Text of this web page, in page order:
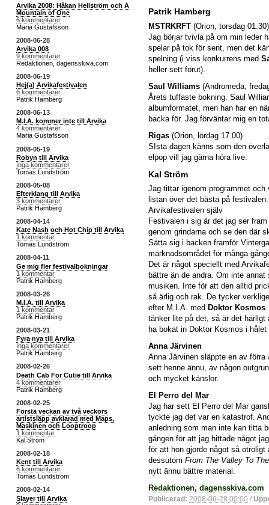
Arvika 2008: Håkan Hellström och A
Mountain of One
6 kommentarer
Maria Gustafsson
2008-06-28
Arvika 008
9 kommentarer
Redaktionen, dagensskiva.com
2008-06-19
Hej(a) Arvikafestivalen
6 kommentarer
Patrik Hamberg
2008-06-13
M.I.A. kommer inte till Arvika
4 kommentarer
Maria Gustafsson
2008-05-19
Robyn till Arvika
Inga kommentarer
Tomas Lundström
2008-05-08
Efterklang till Arvika
3 kommentarer
Patrik Hamberg
2008-04-14
Kate Nash och Hot Chip till Arvika
1 kommentar
Tomas Lundström
2008-04-11
Ge mig fler festivalbokningar
1 kommentar
Patrik Hamberg
2008-03-26
M.I.A. till Arvika
1 kommentar
Patrik Hamberg
2008-03-21
Fyra nya till Arvika
Inga kommentarer
Patrik Hamberg
2008-02-26
Death Cab For Cutie till Arvika
4 kommentarer
Patrik Hamberg
2008-02-25
Första veckan av två veckors
artistsläpp avklarad med Maps,
Maskinen och Looptroop
1 kommentar
Kal Ström
2008-02-18
Kent till Arvika
6 kommentarer
Tomas Lundström
2008-02-14
Slayer till Arvika
Patrik Hamberg
MSTRKRFT (Orion, torsdag 01.30)
Jag börjar tvivla på om min leder
spelar på tok för sent, men det
spelning (i viss konkurrens med
heller sett förut).
Saul Williams (Andromeda,
Årets tuffaste bokning. Saul
albumformatet, men han har en
backa för. Jag förväntar mig en
Rigas (Orion, lördag 17.00)
SIsta dagen känns som den
elpop vill jag gärna höra live.
Kal Ström
Jag tittar igenom programmet
listan över det bästa på festivalen:
Arvikafestivalen själv
Festivalen i sig är det jag ser
genom grindarna och se den där
Sätta sig i backen framför
marknadsområdet för många
Det är något speciellt med
bättre än de andra. Om inte
musiken. Inte för att den alltid
så ärlig och rak. De tycker
efter M.I.A. med Doktor Kosmos
tänker lite på det, så är det
ha bokat in Doktor Kosmos i
Anna Järvinen
Anna Järvinen släppte en av
sett henne ännu, av någon
och mycket känslor.
El Perro del Mar
Jag har sett El Perro del Mar
tyckte jag det var en katastrof.
anledning som man inte kan titta
gången för att jag hittade något
för att hon gjorde något så
dessutom From The Valley To
nytt ännu bättre material.
Redaktionen, dagensskiva.com
Publicerad: 2008-06-28 00:00 /